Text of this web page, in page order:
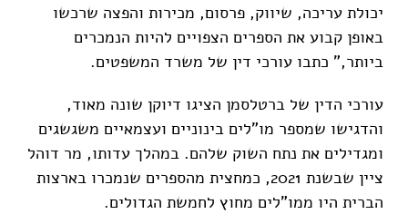
יכולת עריכה, שיווק, פרסום, מכירות והפצה שרכשו
באופן קבוע את הספרים הצפויים להיות הנמכרים
ביותר," כתבו עורכי דין של משרד המשפטים.
עורכי הדין של ברטלסמן הציגו דיוקן שונה מאוד,
והדגישו שמספר מו"לים בינוניים ועצמאיים משגשגים
ומגדילים את נתח השוק שלהם. במהלך עדותו, מר דוהל
ציין שבשנת 2021, כמחצית מהספרים שנמכרו בארצות
הברית היו ממו"לים מחוץ לחמשת הגדולים.